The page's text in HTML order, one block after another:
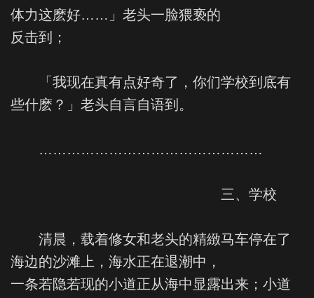
体力这麽好……」老头一脸猥亵的
反击到；
「我现在真有点好奇了，你们学校到底有
些什麽？」老头自言自语到。
…………………………………………
三、学校
清晨，载着修女和老头的精緻马车停在了
海边的沙滩上，海水正在退潮中，
一条若隐若现的小道正从海中显露出来；小道